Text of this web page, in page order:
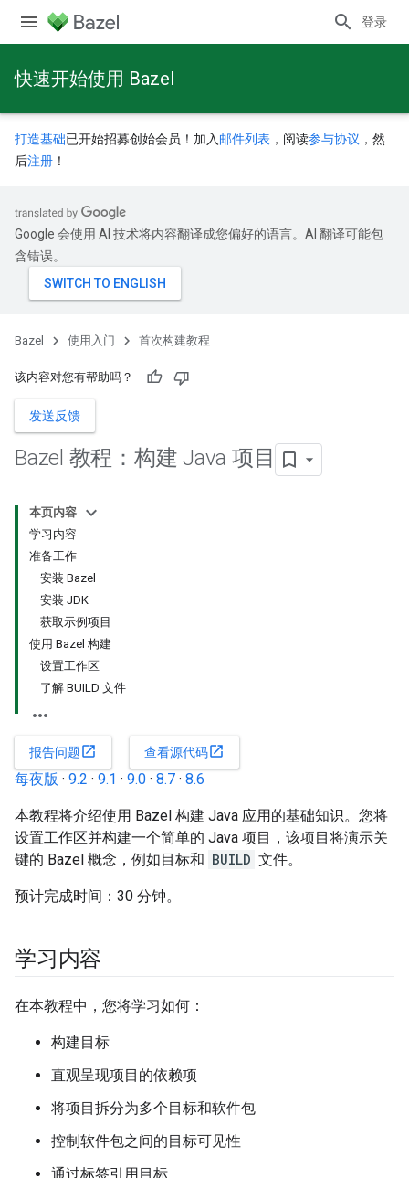
登录
快速开始使用 Bazel
打造基础已开始招募创始会员！加入 邮件列表 ，阅读参与协议 ，然
后注册 ！
Google 会使用 AI 技术将内容翻译成您偏好的语言。AI 翻译可能包
含错误。
Bazel 使用入门 首次构建教程
该内容对您有帮助吗？
发送反馈
Bazel 教程：构建 Java 项目
本页内容
学习内容
准备工作
安装 Bazel
安装 JDK
获取示例项目
使用 Bazel 构建
设置工作区
了解 BUILD 文件
报告问题open_in_new 查看源代码open_in_new
每夜版 · 9.2 · 9.1 · 9.0 · 8.7 · 8.6
本教程将介绍使用 Bazel 构建 Java 应用的基础知识。您将
设置工作区并构建一个简单的 Java 项目，该项目将演示关
键的 Bazel 概念，例如目标和 BUILD 文件。
预计完成时间：30 分钟。
学习内容
在本教程中，您将学习如何：
构建目标
直观呈现项目的依赖项
将项目拆分为多个目标和软件包
控制软件包之间的目标可见性
通过标签引用目标